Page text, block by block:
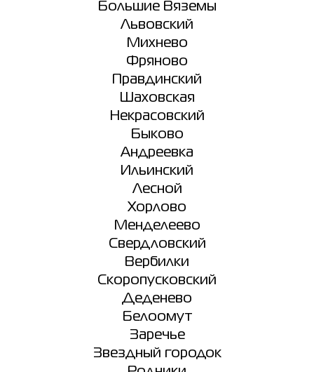
Большие Вяземы
Львовский
Михнево
Фряново
Правдинский
Шаховская
Некрасовский
Быково
Андреевка
Ильинский
Лесной
Хорлово
Менделеево
Свердловский
Вербилки
Скоропусковский
Деденево
Белоомут
Заречье
Звездный городок